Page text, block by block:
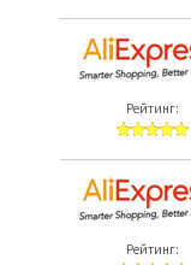
Рейтинг:
Рейтинг: